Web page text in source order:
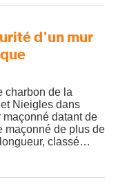
d'un mur
charbon de la
Nieigles dans
maçonné datant de
maçonné de plus de
classé…